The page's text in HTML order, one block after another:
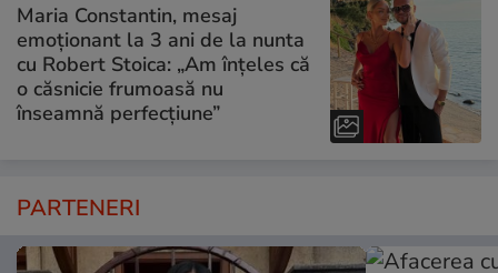
Maria Constantin, mesaj
emoționant la 3 ani de la nunta
cu Robert Stoica: „Am înțeles că
o căsnicie frumoasă nu
înseamnă perfecțiune”
PARTENERI